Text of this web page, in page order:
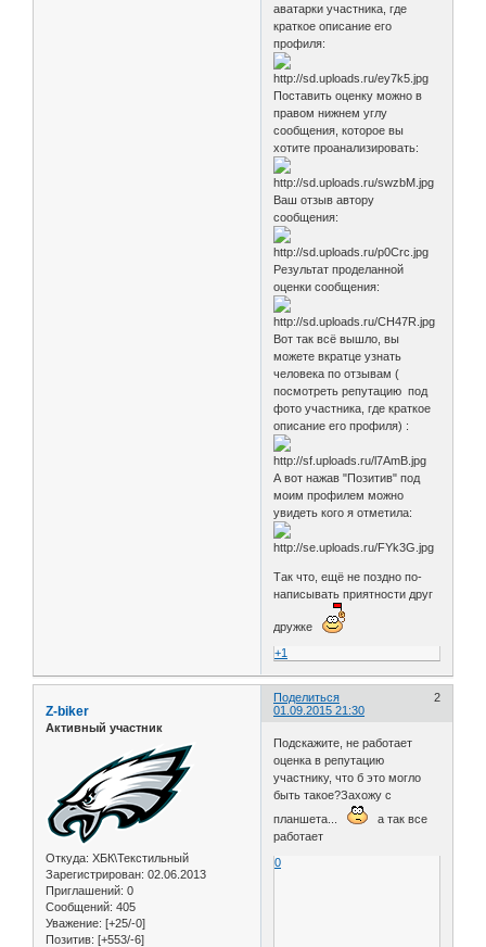
аватарки участника, где
краткое описание его
профиля:
Поставить оценку можно в
правом нижнем углу
сообщения, которое вы
хотите проанализировать:
Ваш отзыв автору
сообщения:
Результат проделанной
оценки сообщения:
Вот так всё вышло, вы
можете вкратце узнать
человека по отзывам (
посмотреть репутацию под
фото участника, где краткое
описание его профиля) :
А вот нажав "Позитив" под
моим профилем можно
увидеть кого я отметила:
Так что, ещё не поздно по-
написывать приятности друг
дружке
+1
Поделиться
2
01.09.2015 21:30
Z-biker
Активный участник
Откуда: ХБК\Текстильный
Зарегистрирован: 02.06.2013
Приглашений: 0
Сообщений: 405
Уважение: [+25/-0]
Позитив: [+553/-6]
Подскажите, не работает
оценка в репутацию
участнику, что б это могло
быть такое?Захожу с
планшета...
а так все
работает
0